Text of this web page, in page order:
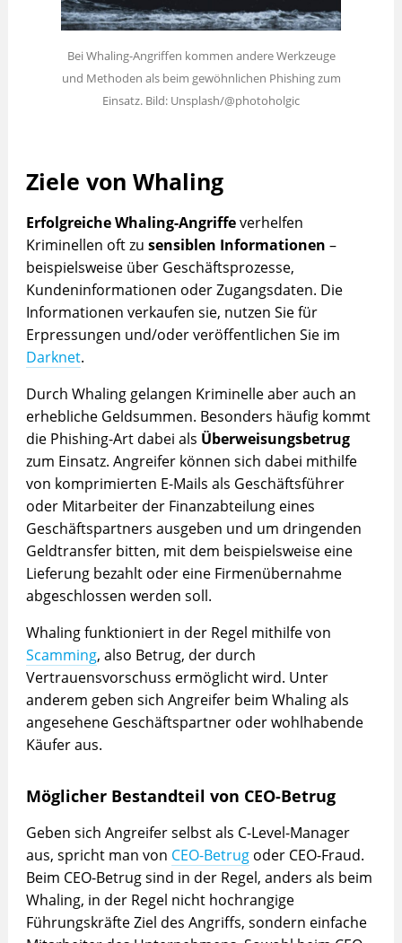
Bei Whaling-Angriffen kommen andere Werkzeuge
und Methoden als beim gewöhnlichen Phishing zum
Einsatz. Bild: Unsplash/@photoholgic
Ziele von Whaling
Erfolgreiche Whaling-Angriffeverhelfen
Kriminellen oft zu sensiblen Informationen –
beispielsweise über Geschäftsprozesse,
Kundeninformationen oder Zugangsdaten. Die
Informationen verkaufen sie, nutzen Sie für
Erpressungen und/oder veröffentlichen Sie im
Darknet.
Durch Whaling gelangen Kriminelle aber auch an
erhebliche Geldsummen. Besonders häufig kommt
die Phishing-Art dabei als Überweisungsbetrug
zum Einsatz. Angreifer können sich dabei mithilfe
von komprimierten E-Mails als Geschäftsführer
oder Mitarbeiter der Finanzabteilung eines
Geschäftspartners ausgeben und um dringenden
Geldtransfer bitten, mit dem beispielsweise eine
Lieferung bezahlt oder eine Firmenübernahme
abgeschlossen werden soll.
Whaling funktioniert in der Regel mithilfe von
Scamming, also Betrug, der durch
Vertrauensvorschuss ermöglicht wird. Unter
anderem geben sich Angreifer beim Whaling als
angesehene Geschäftspartner oder wohlhabende
Käufer aus.
Möglicher Bestandteil von CEO-Betrug
Geben sich Angreifer selbst als C-Level-Manager
aus, spricht man von CEO-Betrugoder CEO-Fraud.
Beim CEO-Betrug sind in der Regel, anders als beim
Whaling, in der Regel nicht hochrangige
Führungskräfte Ziel des Angriffs, sondern einfache